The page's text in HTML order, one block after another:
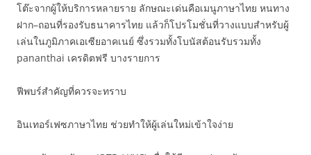
โต๊ะจากผู้ให้บริการหลายราย ลักษณะเด่นคือเมนูภาษาไทย หนทาง
ฝาก–ถอนที่รองรับธนาคารไทย แล้วก็โปรโมชั่นที่วางแบบสำหรับผู้
เล่นในภูมิภาคเอเซียอาคเนย์ ซึ่งรวมทั้งโบนัสต้อนรับรวมทั้ง
pananthai เครดิตฟรี บางรายการ
ฟีพบร์สำคัญที่ควรจะทราบ
อินเทอร์เฟซภาษาไทย ช่วยทำให้ผู้เล่นใหม่เข้าใจง่าย